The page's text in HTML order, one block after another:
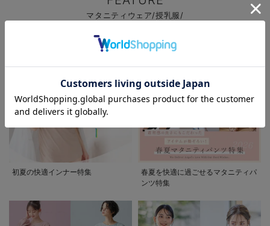
マタニティウェア/授乳服/
初夏の快適インナー特集
春夏を快適に過ごせるマタニティパ
ンツ特集
お気に入り商品を確認する